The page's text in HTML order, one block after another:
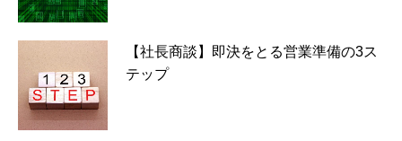
【社長商談】即決をとる営業準備の3ス
テップ